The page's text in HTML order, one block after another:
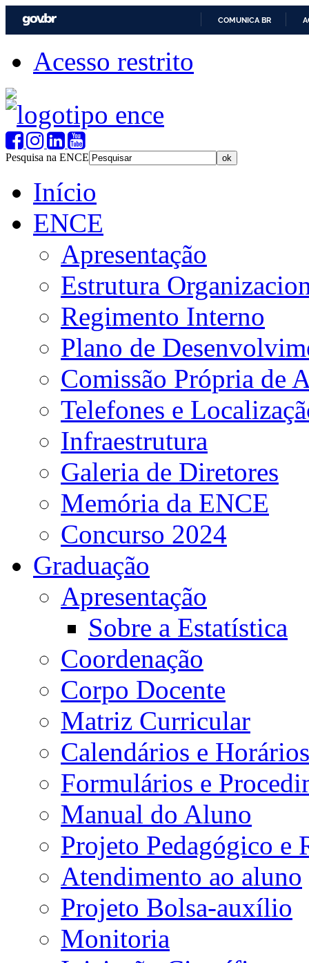
COMUNICA BR
Acesso restrito
Pesquisa na ENCE
Início
ENCE
Apresentação
Estrutura
Regimento Interno
Plano de
Comissão Própria de
Telefones e
Infraestrutura
Galeria de Diretores
Memória da ENCE
Concurso 2024
Graduação
Apresentação
Sobre a Estatística
Coordenação
Corpo Docente
Matriz Curricular
Calendários e Horários
Formulários e
Manual do Aluno
Projeto Pedagógico e
Atendimento ao aluno
Projeto Bolsa-auxílio
Monitoria